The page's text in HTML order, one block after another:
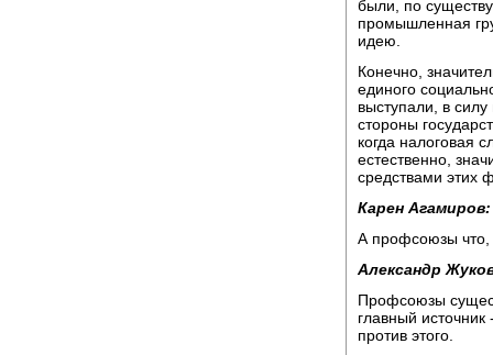
были, по
промышленная
идею.
Конечно,
единого
выступали, в
стороны
когда налоговая
естественно,
средствами этих
Карен Агамиров:
А профсоюзы что,
Александр
Профсоюзы
главный
против этого.